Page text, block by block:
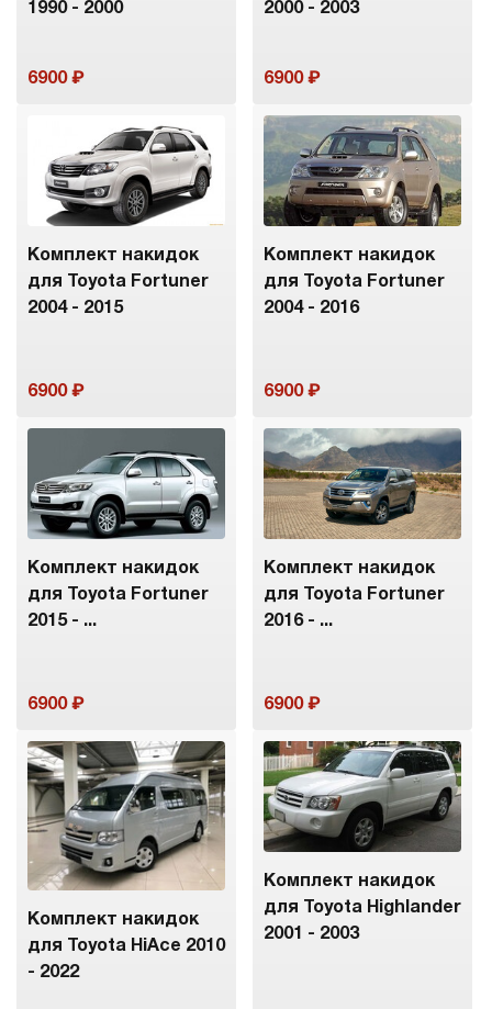
1990 - 2000
6900
2000 - 2003
6900
Комплект накидок
для Toyota Fortuner
2004 - 2015
6900
Комплект накидок
для Toyota Fortuner
2004 - 2016
6900
Комплект накидок
для Toyota Fortuner
2015 - ...
6900
Комплект накидок
для Toyota Fortuner
2016 - ...
6900
Комплект накидок
для Toyota HiAce 2010
- 2022
Комплект накидок
для Toyota Highlander
2001 - 2003